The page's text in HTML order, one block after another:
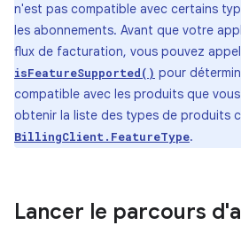
n'est pas compatible avec certains
les abonnements. Avant que votre
flux de facturation, vous pouvez
isFeatureSupported() pour
compatible avec les produits que
obtenir la liste des types de produits
BillingClient.FeatureType.
Lancer le parcours